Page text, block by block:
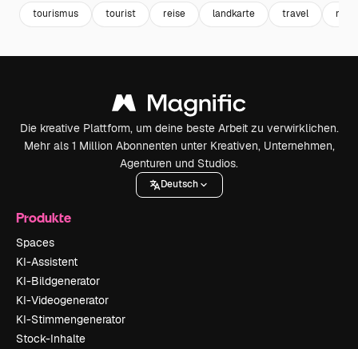
tourismus tourist reise landkarte travel
Die kreative Plattform, um deine beste Arbeit zu verwirklichen.
Mehr als 1 Million Abonnenten unter Kreativen, Unternehmen,
Agenturen und Studios.
Deutsch
Produkte
Spaces
KI-Assistent
KI-Bildgenerator
KI-Videogenerator
KI-Stimmengenerator
Stock-Inhalte